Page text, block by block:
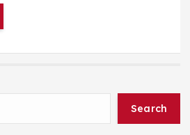
Search